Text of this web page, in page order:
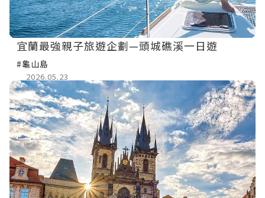
宜蘭最強親子旅遊企劃—頭城礁溪一日遊
#龜山島
2026.05.23